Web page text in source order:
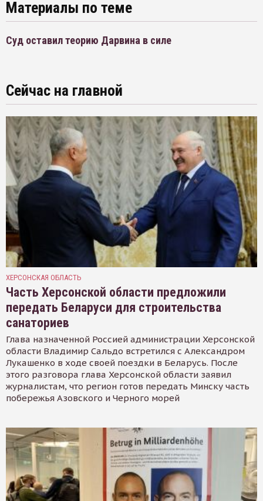
Материалы по теме
Суд оставил теорию Дарвина в силе
Сейчас на главной
ХЕРСОНСКАЯ ОБЛАСТЬ
Часть Херсонской области предложили
передать Беларуси для строительства
санаториев
Глава назначенной Россией администрации Херсонской
области Владимир Сальдо встретился с Александром
Лукашенко в ходе своей поездки в Беларусь. После
этого разговора глава Херсонской области заявил
журналистам, что регион готов передать Минску часть
побережья Азовского и Черного морей